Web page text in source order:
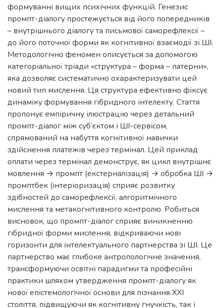
формуванні вищих психічних функцій. Генезис
промпт-діалогу простежується від його попередників
– внутрішнього діалогу та письмової саморефлексії –
до його поточної форми як когнітивної взаємодії зі ШІ.
Методологічно феномен описується за допомогою
категоріальної тріади «структура – форма – патерни»,
яка дозволяє систематично охарактеризувати цей
новий тип мислення. Ця структура ефективно фіксує
динаміку формування гібридного інтелекту. Стаття
пропонує емпіричну ілюстрацію через детальний
промпт-діалог між суб’єктом і ШІ-сервісом,
спрямований на набуття когнітивної навички
здійснення платежів через термінал. Цей приклад
оплати через термінал демонструє, як цикл внутрішнє
мовлення → промпт (екстерналізація) → обробка ШІ →
промптбек (інтеріоризація) сприяє розвитку
здібностей до саморефлексії, алгоритмічного
мислення та метакогнітивного контролю. Робиться
висновок, що промпт-діалог сприяє виникненню
гібридної форми мислення, відкриваючи нові
горизонти для інтелектуального партнерства зі ШІ. Це
партнерство має глибоке антропологічне значення,
трансформуючи освітні парадигми та професійні
практики шляхом утвердження промпт-діалогу як
нової епістемологічної основи для пізнання XXI
століття, підвищуючи як когнітивну гнучкість, так і